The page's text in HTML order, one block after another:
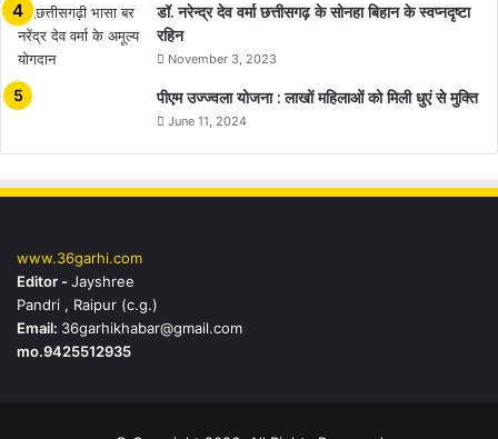
डॉ. नरेन्द्र देव वर्मा छत्तीसगढ़ के सोनहा बिहान के स्वप्नदृष्टा
रहिन
November 3, 2023
पीएम उज्ज्वला योजना : लाखों महिलाओं को मिली धुएं से मुक्ति
June 11, 2024
www.36garhi.com
Editor -Jayshree
Pandri , Raipur (c.g.)
Email: 36garhikhabar@gmail.com
mo.9425512935